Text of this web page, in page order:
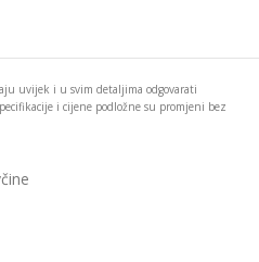
uvijek i u svim detaljima odgovarati
i cijene podložne su promjeni bez